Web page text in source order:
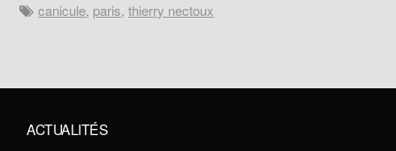
canicule, paris,thierry nectoux
ACTUALITÉS